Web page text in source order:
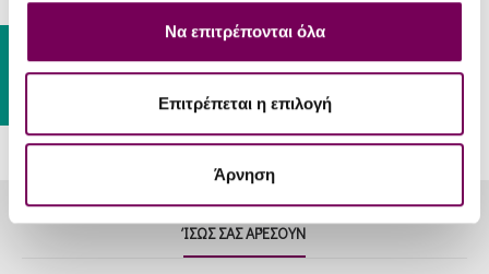
Να επιτρέπονται όλα
Επιτρέπεται η επιλογή
Άρνηση
Θερμοκρασία
Σερβιρίσματος
9 - 12 °C
ΊΣΩΣ ΣΑΣ ΑΡΈΣΟΥΝ
Gift Card